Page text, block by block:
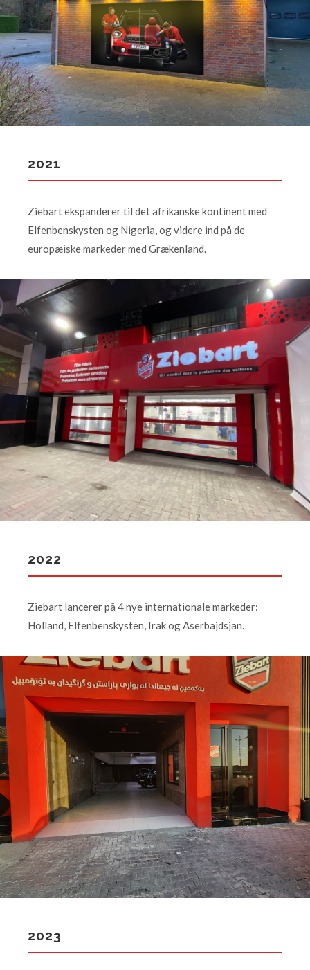
2021
Ziebart ekspanderer til det afrikanske kontinent med
Elfenbenskysten og Nigeria, og videre ind på de
europæiske markeder med Grækenland.
2022
Ziebart lancerer på 4 nye internationale markeder:
Holland, Elfenbenskysten, Irak og Aserbajdsjan.
2023